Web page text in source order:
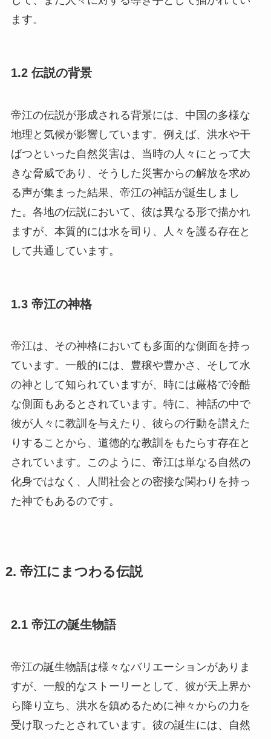
ます。
地理と気候が影響しています。例えば、洪水や干
ばつといった自然災害は、当時の人々にとって大
きな脅威であり、そうした災害からの解放を求め
る声が集まった結果、帝江の神話が誕生しまし
た。各地の伝説において、彼は異なる形で描かれ
ますが、本質的には水を司り、人々を護る存在と
して共通しています。
ています。一般的には、豊穣や豊かさ、そして水
の神として知られていますが、時には厳格で冷酷
な側面もあるとされています。特に、神話の中で
彼が人々に教訓を与えたり、彼らの行動を讃えた
りすることから、道徳的な教訓をもたらす存在と
されています。このように、帝江は単なる自然の
化身ではなく、人間社会との密接な関わりを持っ
た神でもあるのです。
2. 帝江にまつわる伝説
すが、一般的なストーリーとして、彼が天上界か
ら降り立ち、洪水を鎮めるために神々からの力を
受け取ったとされています。彼の誕生には、自然
の力に対抗するための壮大な戦いが描かれてお